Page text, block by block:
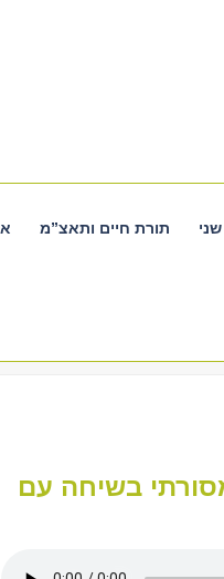
תורת חיים ותאצ”מ
בשיחה עם